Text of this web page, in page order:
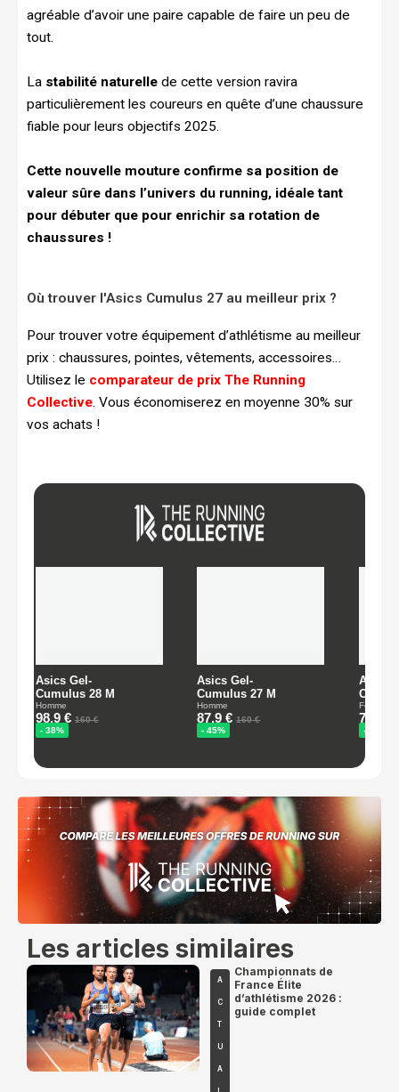
agréable d’avoir une paire capable de faire un peu de
tout.
La stabilité naturelle de cette version ravira
particulièrement les coureurs en quête d’une chaussure
fiable pour leurs objectifs 2025.
Cette nouvelle mouture confirme sa position de
valeur sûre dans l’univers du running, idéale tant
pour débuter que pour enrichir sa rotation de
chaussures !
Où trouver l'Asics Cumulus 27 au meilleur prix ?
Pour trouver votre équipement d’athlétisme au meilleur
prix : chaussures, pointes, vêtements, accessoires…
Utilisez le comparateur de prix The Running
Collective. Vous économiserez en moyenne 30% sur
vos achats !
Les articles similaires
A
C
T
U
A
Championnats de
France Élite
d’athlétisme 2026 :
guide complet